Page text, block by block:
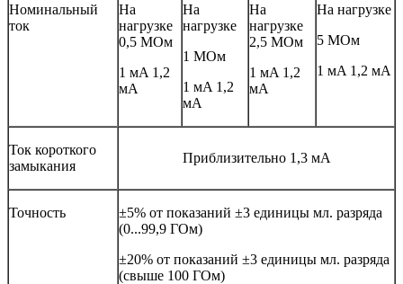
Номинальный
ток
На
нагрузке
0,5 МОм
1 мA 1,2
мА
На
нагрузке
1 МОм
1 мA 1,2
мА
На
нагрузке
2,5 МОм
1 мA 1,2
мА
На нагрузке
5 МОм
1 мA 1,2 мА
Ток короткого
замыкания
Приблизительно 1,3 мА
Точность
±5% от показаний ±3 единицы мл. разряда
(0...99,9 ГОм)
±20% от показаний ±3 единицы мл. разряда
(свыше 100 ГОм)